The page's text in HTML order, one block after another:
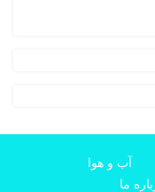
آب و هوا
ما